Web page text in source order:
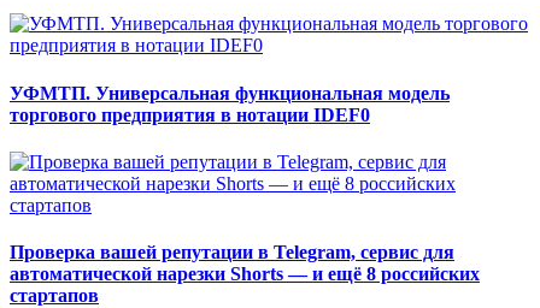
УФМТП. Универсальная функциональная модель
торгового предприятия в нотации IDEF0
Проверка вашей репутации в Telegram, сервис для
автоматической нарезки Shorts — и ещё 8 российских
стартапов